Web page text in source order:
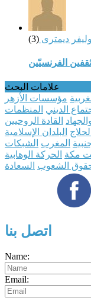
أوليفر ديمترى (3)
الفرنسيّين
علامات البحث
مؤسسات الأزهر
الديني المنظمات
القادة الروحيين
الحلاج البلدان الإسلامية
المغرب الشبكات
مكة الحركة الوهابية
الشعوب السعادة
اتصل بنا
Name:
Email: